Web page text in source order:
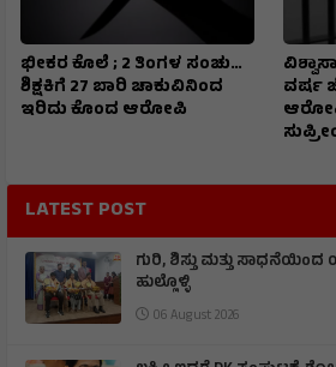
ಭೀಕರ ಕೊಲೆ ; 2 ತಿಂಗಳ ಸಂಚು…
ಶಿಕ್ಷಕಿಗೆ 27 ಬಾರಿ ಚಾಕುವಿನಿಂದ
ಇರಿದು ಕೊಂದ ಆರೋಪಿ
ವರ್ಷ
LATEST POST
ಗುರಿ, ಶಿಸ್ತು ಮತ್ತು ಸಾಧನೆಯಿಂದ
ಹುಲ್ಲೊಳ್ಳಿ
06 August 2026